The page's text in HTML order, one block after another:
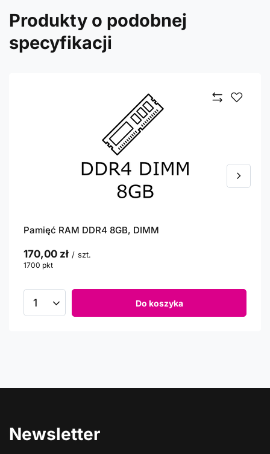
Produkty o podobnej
specyfikacji
Pamięć RAM DDR4 8GB, DIMM
170,00 zł / szt.
1700 pkt
Do koszyka
Newsletter